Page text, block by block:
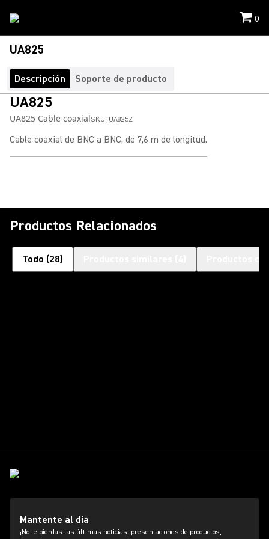
0
UA825
Descripción Soporte de producto
UA825
UA825 Cable coaxialSKU: UA825Z
Cable coaxial de BNC a BNC, de 7,6 m de longitud.
Productos Relacionados
Todo (28)
Mantente al día
¡No te pierdas las últimas noticias, presentaciones de productos,